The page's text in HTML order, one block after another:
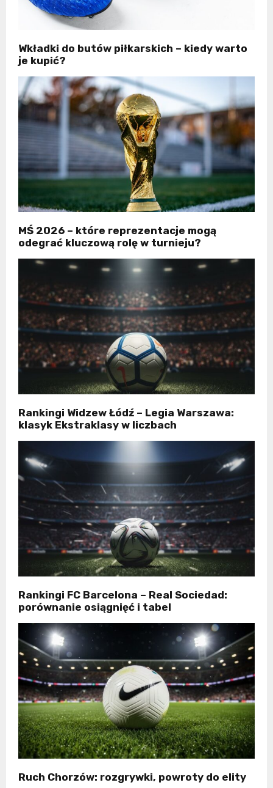
Wkładki do butów piłkarskich – kiedy warto
je kupić?
MŚ 2026 – które reprezentacje mogą
odegrać kluczową rolę w turnieju?
Rankingi Widzew Łódź – Legia Warszawa:
klasyk Ekstraklasy w liczbach
Rankingi FC Barcelona – Real Sociedad:
porównanie osiągnięć i tabel
Ruch Chorzów: rozgrywki, powroty do elity